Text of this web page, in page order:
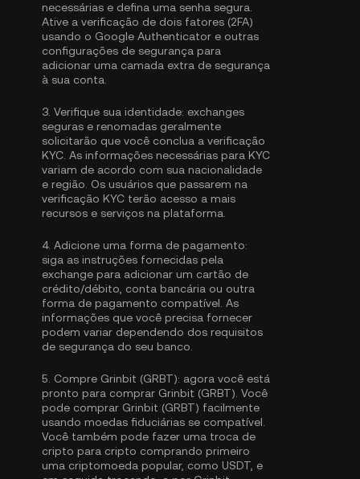
necessárias e defina uma senha segura.
Ative a verificação de dois fatores (2FA)
usando o Google Authenticator e outras
configurações de segurança para
adicionar uma camada extra de segurança
à sua conta.
3. Verifique sua identidade: exchanges
seguras e renomadas geralmente
solicitarão que você conclua a verificação
KYC . As informações necessárias para KYC
variam de acordo com sua nacionalidade
e região. Os usuários que passarem na
verificação KYC terão acesso a mais
recursos e serviços na plataforma.
4. Adicione uma forma de pagamento:
siga as instruções fornecidas pela
exchange para adicionar um cartão de
crédito/débito, conta bancária ou outra
forma de pagamento compatível. As
informações que você precisa fornecer
podem variar dependendo dos requisitos
de segurança do seu banco.
5. Compre Grinbit (GRBT): agora você está
pronto para comprar Grinbit (GRBT). Você
pode comprar Grinbit (GRBT) facilmente
usando moedas fiduciárias se compatível.
Você também pode fazer uma troca de
cripto para cripto comprando primeiro
uma criptomoeda popular, como USDT , e